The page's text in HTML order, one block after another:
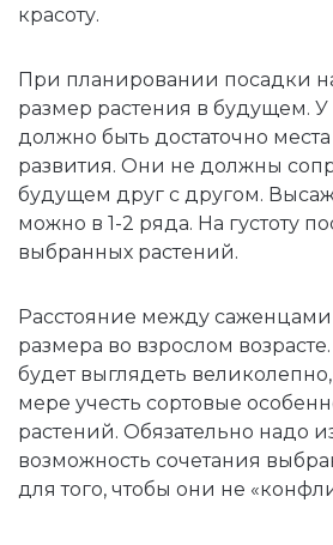
красоту.
При планировании посадки
размер растения в будущем.
должно быть достаточно
развития. Они не должны
будущем друг с другом.
можно в 1-2 ряда. На густоту
выбранных растений.
Расстояние между саженцами
размера во взрослом
будет выглядеть
мере учесть сортовые
растений. Обязательно надо
возможность сочетания
для того, чтобы они не